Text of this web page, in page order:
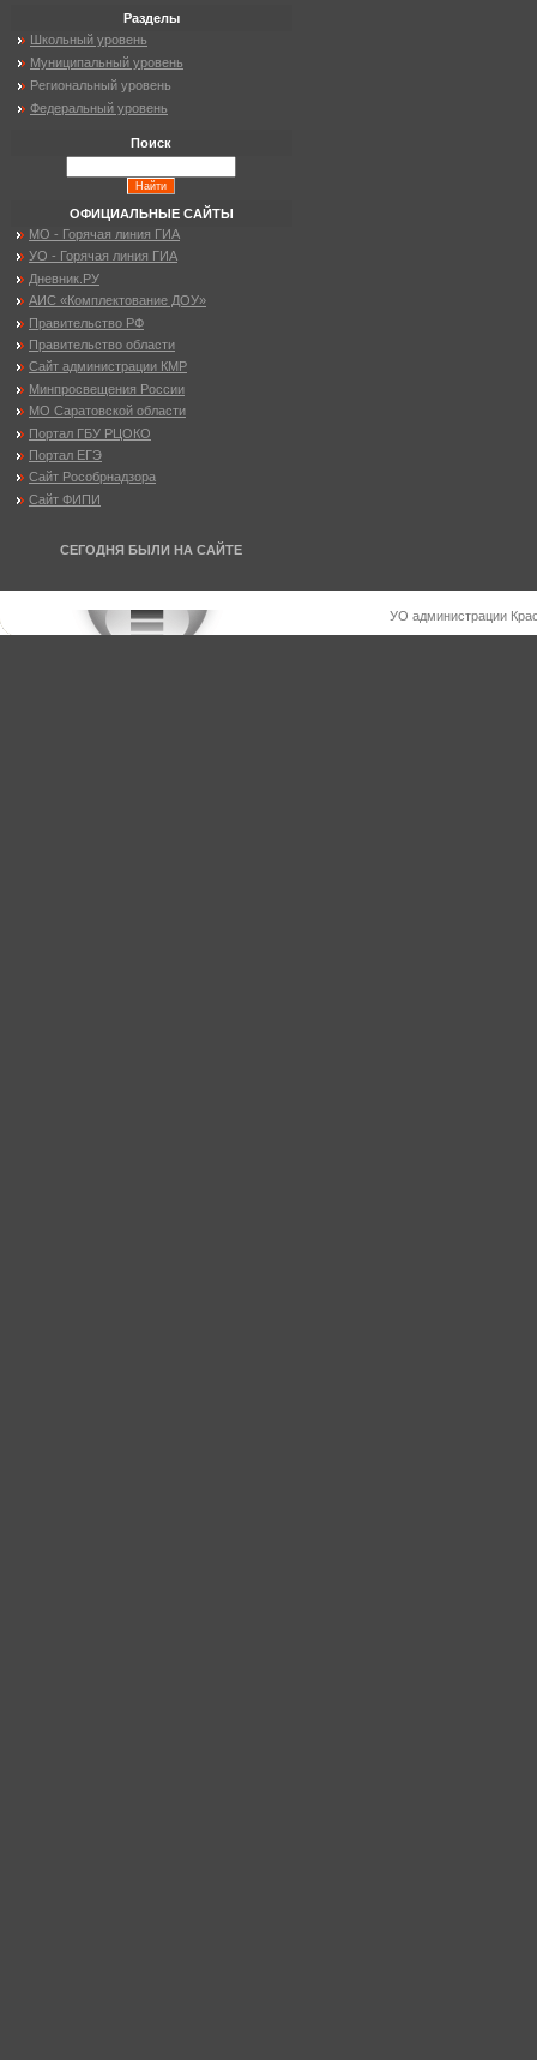
Разделы
Школьный уровень
Муниципальный уровень
Региональный уровень
Федеральный уровень
Поиск
ОФИЦИАЛЬНЫЕ САЙТЫ
МО - Горячая линия ГИА
УО - Горячая линия ГИА
Дневник.РУ
АИС «Комплектование ДОУ»
Правительство РФ
Правительство области
Сайт администрации КМР
Минпросвещения России
МО Саратовской области
Портал ГБУ РЦОКО
Портал ЕГЭ
Сайт Рособрнадзора
Сайт ФИПИ
СЕГОДНЯ БЫЛИ НА САЙТЕ
УО администрации